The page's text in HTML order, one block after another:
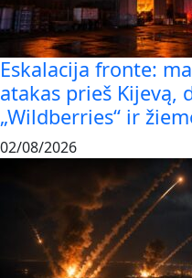
Eskalacija fronte:
atakas prieš Kijevą,
„Wildberries“ ir
02/08/2026